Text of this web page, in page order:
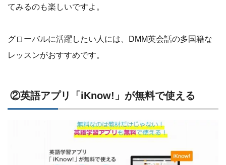
てみるのも楽しいですよ。
グローバルに活躍したい人には、DMM英会話の多国籍な
レッスンがおすすめです。
②英語アプリ「iKnow!」が無料で使える